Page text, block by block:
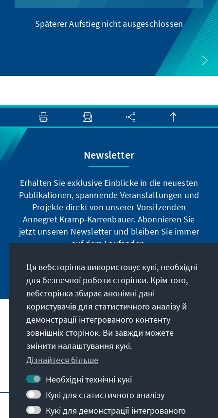
Späterer Aufstieg nicht ausgeschlossen
Newsletter
Erhalten Sie exklusive Einblicke in die neuesten
Publikationen, spannende Veranstaltungen und
Projekte direkt von unserer Vorsitzenden
Annegret Kramp-Karrenbauer. Abonnieren Sie
jetzt unseren Newsletter und bleiben Sie immer
auf dem Laufenden.
Jetzt abonnieren
Наше покликання
Контакт
Подальші пропозиції від фонду
Вихідні дані
Захист даних
Умови користування
Ця вебсторінка використовує кукі, необхідні
для безпечної роботи сторінки. Крім того,
вебсторінка збирає анонімні дані
користувачів для статистичного аналізу й
демонстрації інтегрованого контенту
зовнішніх сторінок. Ви завжди можете
змінити налаштування кукі.
Дізнайтеся більше
Необхідні технічні кукі
Кукі для статистичного аналізу
Кукі для демонстрації інтегрованого